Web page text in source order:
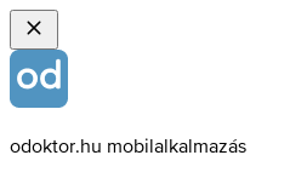
odoktor.hu mobilalkalmazás